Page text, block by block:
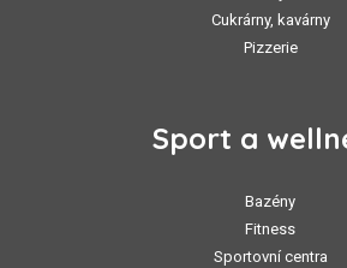
Cukrárny, kavárny
Pizzerie
Sport a
Bazény
Fitness
Sportovní centra